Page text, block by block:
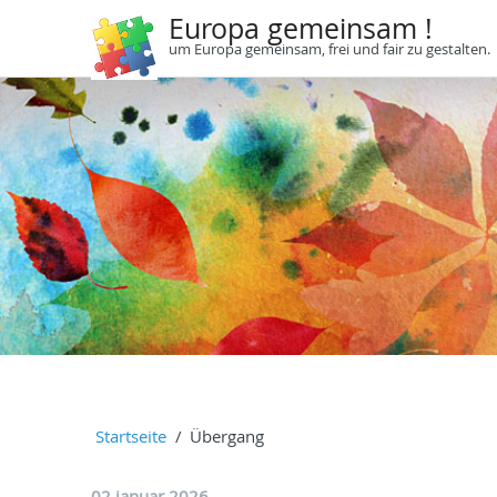
Europa gemeinsam !
um Europa gemeinsam, frei und fair zu gestalten.
Startseite Übergang